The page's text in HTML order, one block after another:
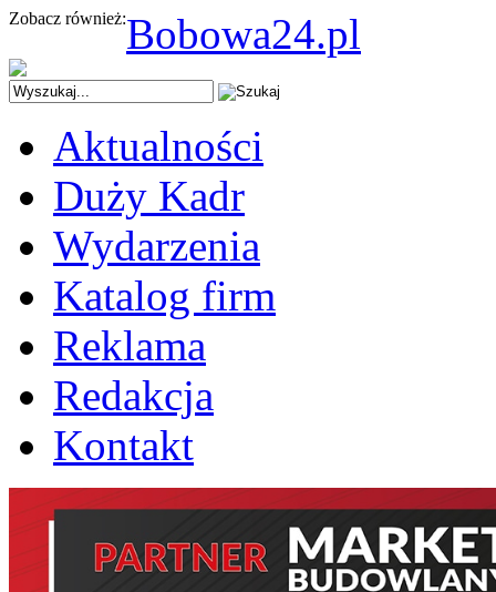
Zobacz również:Bobowa24.pl
Aktualności
Duży Kadr
Wydarzenia
Katalog firm
Reklama
Redakcja
Kontakt